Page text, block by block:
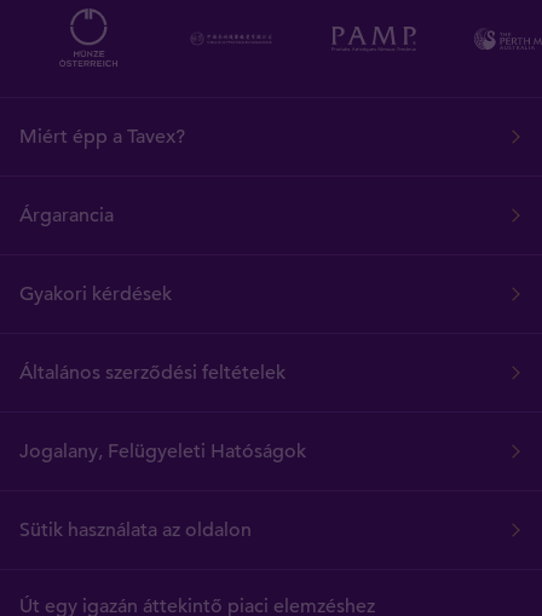
Miért épp a Tavex?
Árgarancia
Gyakori kérdések
Általános szerződési feltételek
Jogalany, Felügyeleti Hatóságok
Sütik használata az oldalon
Út egy igazán áttekintő piaci elemzéshez